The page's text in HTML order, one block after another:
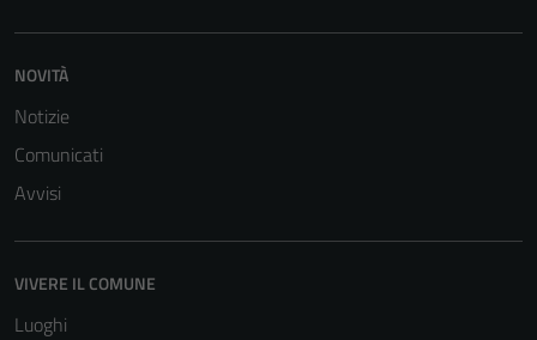
NOVITÀ
Notizie
Comunicati
Avvisi
VIVERE IL COMUNE
Luoghi